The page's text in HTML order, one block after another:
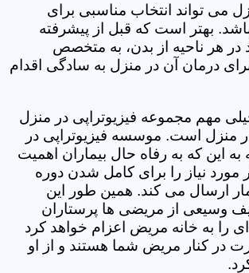
می تواند انتخاب مناسبی برای
بهتر است که قبل از پیشرفته
هر ناحیه از بدن، به متخصص
درمان آن در منزل به سادگی اقدام
مهم مجموعه فیزیوتراپی در منزل
در منزل است. موسسه فیزیوتراپی در
به این که به رفاه حال بیماران اهمیت
مورد نیاز را برای کامل شدن دوره
ارسال می کند. همین طور این
وسیعی از مریضی ها پرستاران
ای را به خانه مریض اعزام خواهد کرد
در کنار مریض شما هستند و از او